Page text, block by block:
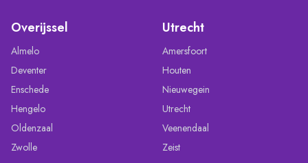
Overijssel
Almelo
Deventer
Enschede
Hengelo
Oldenzaal
Zwolle
Utrecht
Amersfoort
Houten
Nieuwegein
Utrecht
Veenendaal
Zeist